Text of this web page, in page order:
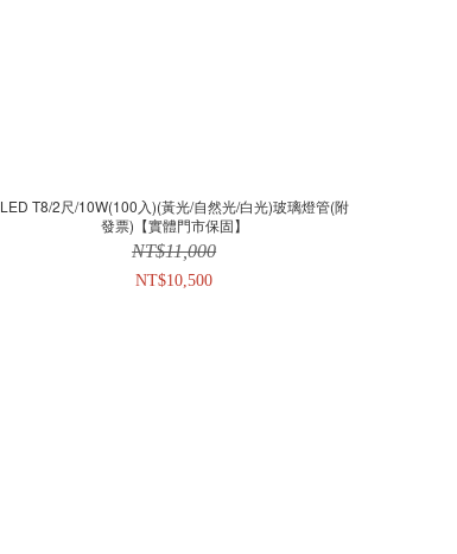
LED T8/2尺/10W(100入)(黃光/自然光/白光)玻璃燈管(附
發票)【實體門市保固】
NT$11,000
NT$10,500